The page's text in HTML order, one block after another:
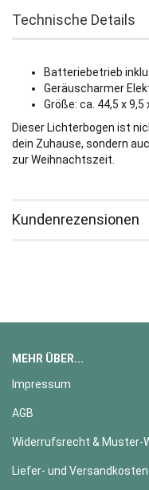
Technische Details
Batteriebetrieb
Geräuscharmer
Größe: ca. 44,5 x 9,5
Dieser Lichterbogen ist
dein Zuhause, sondern
zur Weihnachtszeit.
Kundenrezensionen
MEHR ÜBER...
Impressum
AGB
Widerrufsrecht & Muster-
Liefer- und Versandkosten